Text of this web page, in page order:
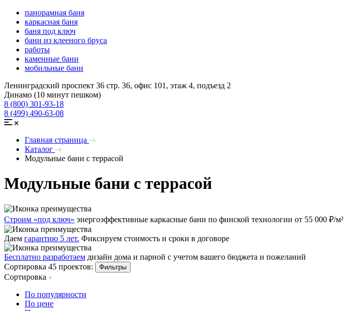
панорамная баня
каркасная баня
баня под ключ
бани из клееного бруса
работы
каменные бани
мобильные бани
Ленинградский проспект 36 стр. 36, офис 101, этаж 4, подъезд 2
Динамо (10 минут пешком)
8 (800) 301-93-18
8 (499) 490-63-08
Главная страница
Каталог
Модульные бани с террасой
Модульные бани с террасой
Строим «под ключ» энергоэффективные каркасные бани по финской технологии от 55 000 ₽/м²
Даем гарантию 5 лет. Фиксируем стоимость и сроки в договоре
Бесплатно разработаем дизайн дома и парной с учетом вашего бюджета и пожеланий
Сортировка 45 проектов:
Фильтры
Сортировка
По популярности
По цене